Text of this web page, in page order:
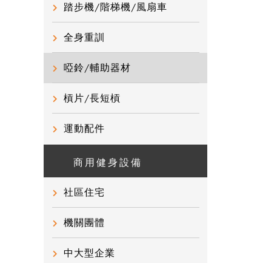
踏步機/階梯機/風扇車
全身重訓
啞鈴/輔助器材
槓片/長短槓
運動配件
商用健身設備
社區住宅
機關團體
中大型企業